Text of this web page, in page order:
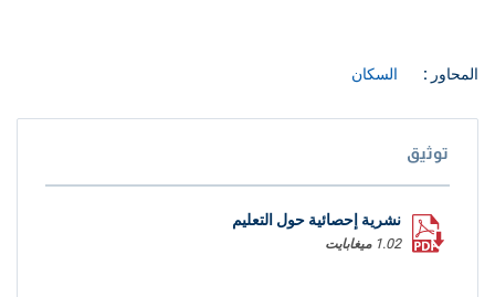
المحاور : السكان
توثيق
نشرية إحصائية حول التعليم
1.02 ميغابايت